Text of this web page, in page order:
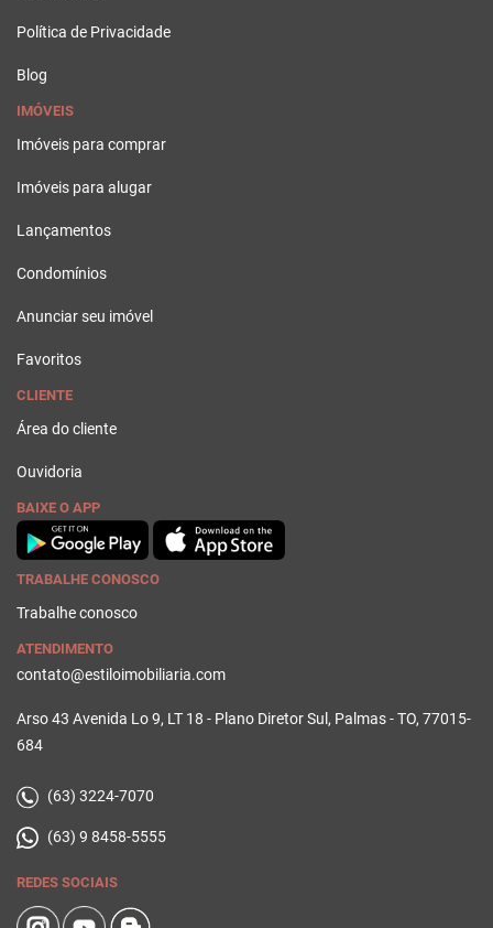
Política de Privacidade
Blog
IMÓVEIS
Imóveis para comprar
Imóveis para alugar
Lançamentos
Condomínios
Anunciar seu imóvel
Favoritos
CLIENTE
Área do cliente
Ouvidoria
BAIXE O APP
TRABALHE CONOSCO
Trabalhe conosco
ATENDIMENTO
contato@estiloimobiliaria.com
Arso 43 Avenida Lo 9, LT 18 - Plano Diretor Sul, Palmas - TO, 77015-
684
(63) 3224-7070
(63) 9 8458-5555
REDES SOCIAIS